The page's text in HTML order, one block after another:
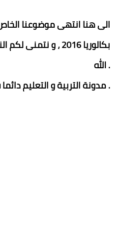
الى هنا انتهى موضوعنا
بكالوريا 2016 ، و
الله .
مدونة التربية و التعليم دائما في خدمتكم .